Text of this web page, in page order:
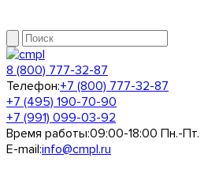
8 (800) 777-32-87
Телефон:+7 (800) 777-32-87
+7 (495) 190-70-90
+7 (991) 099-03-92
Время работы:09:00-18:00 Пн.-Пт.
E-mail:info@cmpl.ru